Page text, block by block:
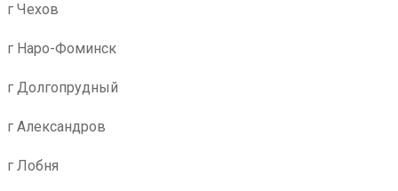
г Чехов
г Наро-Фоминск
г Долгопрудный
г Александров
г Лобня